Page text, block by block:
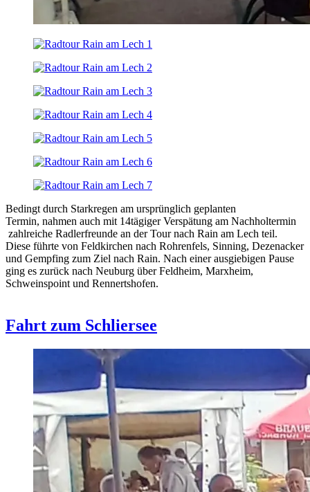
Bedingt durch Starkregen am ursprünglich geplanten
Termin, nahmen auch mit 14tägiger Verspätung am Nachholtermin
zahlreiche Radlerfreunde an der Tour nach Rain am Lech teil.
Diese führte von Feldkirchen nach Rohrenfels, Sinning, Dezenacker
und Gempfing zum Ziel nach Rain. Nach einer ausgiebigen Pause
ging es zurück nach Neuburg über Feldheim, Marxheim,
Schweinspoint und Rennertshofen.
Fahrt zum Schliersee